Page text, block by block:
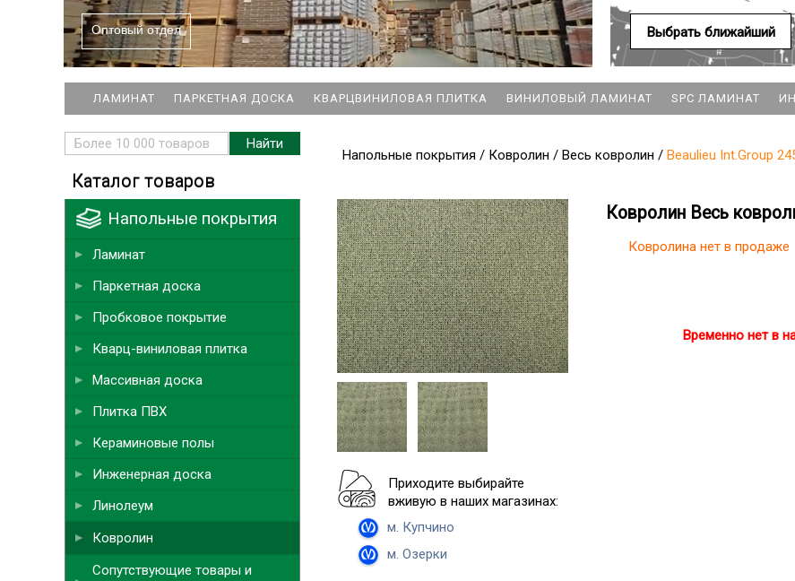
Оптовый отдел Выбрать ближайший
ЛАМИНАТ ПАРКЕТНАЯ ДОСКА КВАРЦВИНИЛОВАЯ ПЛИТКА ВИНИЛОВЫЙ ЛАМИНАТ SPC ЛАМИНАТ
Напольные покрытия / Ковролин / Весь ковролин / Beaulieu Int.Group
Приходите выбирайте
вживую в наших магазинах:
м. Купчино
м. Озерки
Ковролин Весь
Ковролина нет в продаже
Временно нет в
Каталог товаров
Напольные покрытия
Ламинат
Паркетная доска
Пробковое покрытие
Кварц-виниловая плитка
Массивная доска
Плитка ПВХ
Кераминовые полы
Инженерная доска
Линолеум
Ковролин
Сопутствующие товары и